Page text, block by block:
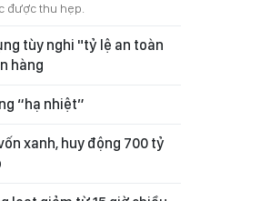
được thu hẹp.
tùy nghi "tỷ lệ an toàn
hàng
“hạ nhiệt”
xanh, huy động 700 tỷ